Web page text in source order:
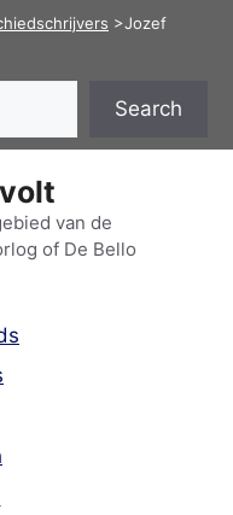
>​Jozef
Search
van de
of De Bello